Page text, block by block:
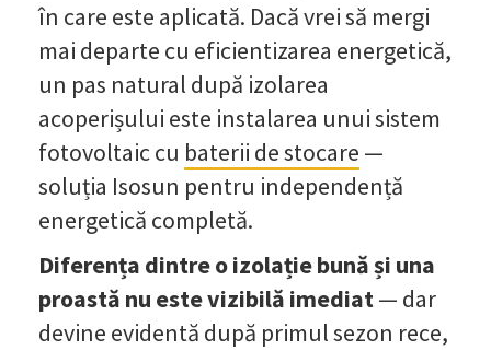
în care este aplicată. Dacă vrei să mergi
mai departe cu eficientizarea energetică,
un pas natural după izolarea
acoperișului este instalarea unui sistem
fotovoltaic cu baterii de stocare —
soluția Isosun pentru independență
energetică completă.
Diferența dintre o izolație bună și una
proastă nu este vizibilă imediat— dar
devine evidentă după primul sezon rece,